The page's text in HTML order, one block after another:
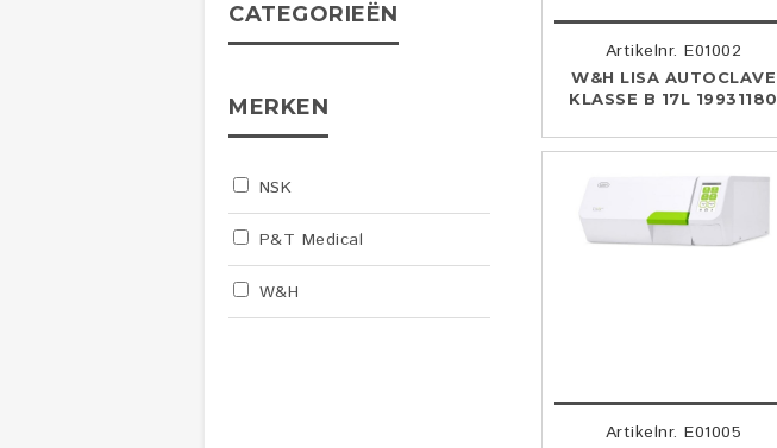
CATEGORIEËN
MERKEN
NSK
P&T Medical
W&H
Artikelnr. E01002
W&H LISA AUTOCLAVE
KLASSE B 17L 19931180
Artikelnr. E01005